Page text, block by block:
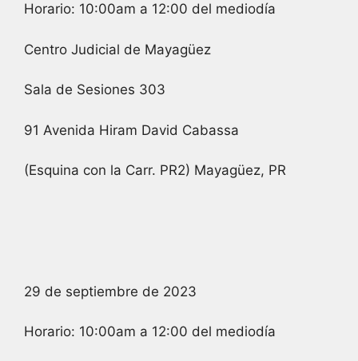
Horario: 10:00am a 12:00 del mediodía
Centro Judicial de Mayagüez
Sala de Sesiones 303
91 Avenida Hiram David Cabassa
(Esquina con la Carr. PR2) Mayagüez, PR
29 de septiembre de 2023
Horario: 10:00am a 12:00 del mediodía